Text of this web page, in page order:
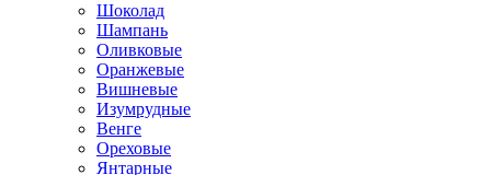
Шоколад
Шампань
Оливковые
Оранжевые
Вишневые
Изумрудные
Венге
Ореховые
Янтарные